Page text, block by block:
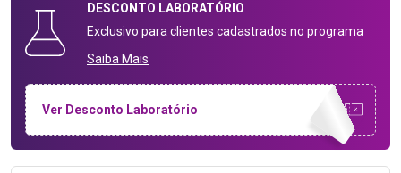
DESCONTO LABORATÓRIO
Exclusivo para clientes cadastrados no programa
Saiba Mais
Ver Desconto Laboratório